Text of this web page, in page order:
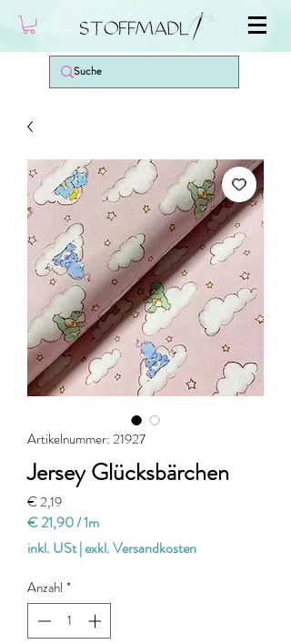
Artikelnummer: 21927
Jersey Glücksbärchen
€ 2,19Preis
€ 21,90/1m
€ 21,90
pro
1
Meter
inkl. USt|exkl. Versandkosten
Anzahl *